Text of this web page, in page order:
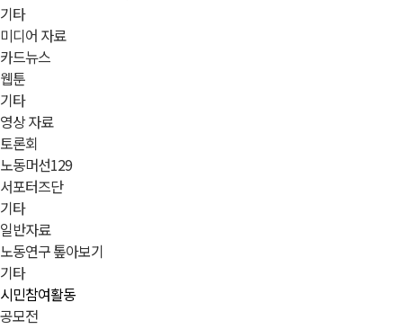
기타
미디어 자료
카드뉴스
웹툰
기타
영상 자료
토론회
노동머선129
서포터즈단
기타
일반자료
노동연구 톺아보기
기타
시민참여활동
공모전